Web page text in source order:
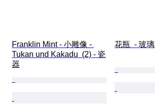
Franklin Mint - 小雕像 -
Tukan und Kakadu  (2) - 瓷
器
花瓶  - 玻璃